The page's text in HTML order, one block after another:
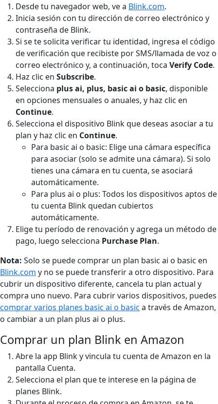
Desde tu navegador web, ve a Blink.com.
Inicia sesión con tu dirección de correo electrónico y
contraseña de Blink.
Si se te solicita verificar tu identidad, ingresa el código
de verificación que recibiste por SMS/llamada de voz o
correo electrónico y, a continuación, toca Verify Code.
Haz clic en Subscribe.
Selecciona plus ai, plus, basic ai o basic, disponible
en opciones mensuales o anuales, y haz clic en
Continue.
Selecciona el dispositivo Blink que deseas asociar a tu
plan y haz clic en Continue.
Para basic ai o basic: Elige una cámara específica
para asociar (solo se admite una cámara). Si solo
tienes una cámara en tu cuenta, se asociará
automáticamente.
Para plus ai o plus: Todos los dispositivos aptos de
tu cuenta Blink quedan cubiertos
automáticamente.
Elige tu período de renovación y agrega un método de
pago, luego selecciona Purchase Plan.
Nota: Solo se puede comprar un plan basic ai o basic en
Blink.com y no se puede transferir a otro dispositivo. Para
cubrir un dispositivo diferente, cancela tu plan actual y
compra uno nuevo. Para cubrir varios dispositivos, puedes
comprar varios planes basic ai o basic a través de Amazon,
o cambiar a un plan plus ai o plus.
Comprar un plan Blink en Amazon
Abre la app Blink y vincula tu cuenta de Amazon en la
pantalla Cuenta.
Selecciona el plan que te interese en la página de
planes Blink.